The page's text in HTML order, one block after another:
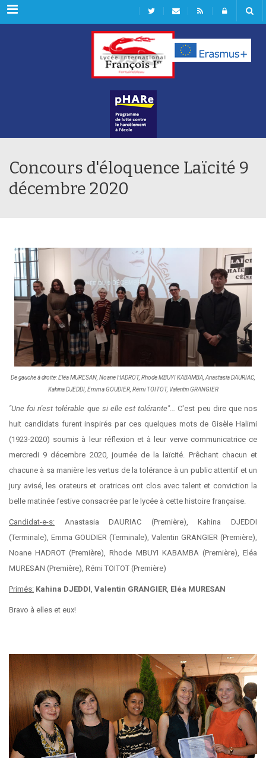
Rubriques
Concours d'éloquence Laïcité 9
décembre 2020
De gauche à droite: Eléa MURESAN, Noane HADROT, Rhode MBUYI KABAMBA, Anastasia DAURIAC,
Kahina DJEDDI, Emma GOUDIER, Rémi TOITOT, Valentin GRANGIER
"Une foi n'est tolérable que si elle est tolérante"... C'est peu dire que nos
huit candidats furent inspirés par ces quelques mots de Gisèle Halimi
(1923-2020) soumis à leur réflexion et à leur verve communicatrice ce
mercredi 9 décembre 2020, journée de la laïcité. Prêchant chacun et
chacune à sa manière les vertus de la tolérance à un public attentif et un
jury avisé, les orateurs et oratrices ont clos avec talent et conviction la
belle matinée festive consacrée par le lycée à cette histoire française.
Candidat-e-s: Anastasia DAURIAC (Première), Kahina DJEDDI
(Terminale), Emma GOUDIER (Terminale), Valentin GRANGIER (Première),
Noane HADROT (Première), Rhode MBUYI KABAMBA (Première), Eléa
MURESAN (Première), Rémi TOITOT (Première)
Primés: Kahina DJEDDI, Valentin GRANGIER, Eléa MURESAN
Bravo à elles et eux!